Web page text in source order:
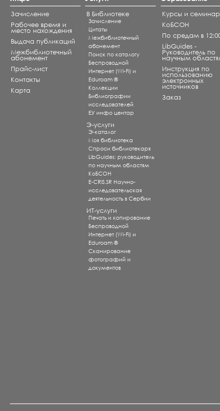
Зачисление
Рабочее время и
место нахождения
Выдача публикаций
Межбиблиотечный
абонемент
Прайс-лист
Контакты
Карта
В Библиотеке
Зачисление
Цитаты
Межбиблиотечный
абонемент
Поиск по каталогу
Беспроводной
Интернет (Wi-Fi) и
Eduroam ®
Коллекции
Библиографии
исследователей
ЕУ инфо центар
Э-услуги
Э-каталог
Моя библиотека
Спроси библиотекаря
LibGuides: руководитель
по научным областям
КоБСОН
E-CRIS.SR Научно-
исследовательская
деятельность в Сербии
ИТ-услуги
Печать и копирование
Беспроводной
Интернет (Wi-Fi) и
Eduroam ®
Сканирование
фотографий и
документов
Курсы и
КоБСОН
По средам в
LibGuides -
Руководитель по
научным
Инструкция по
использованию
электронных
источников
Заказ